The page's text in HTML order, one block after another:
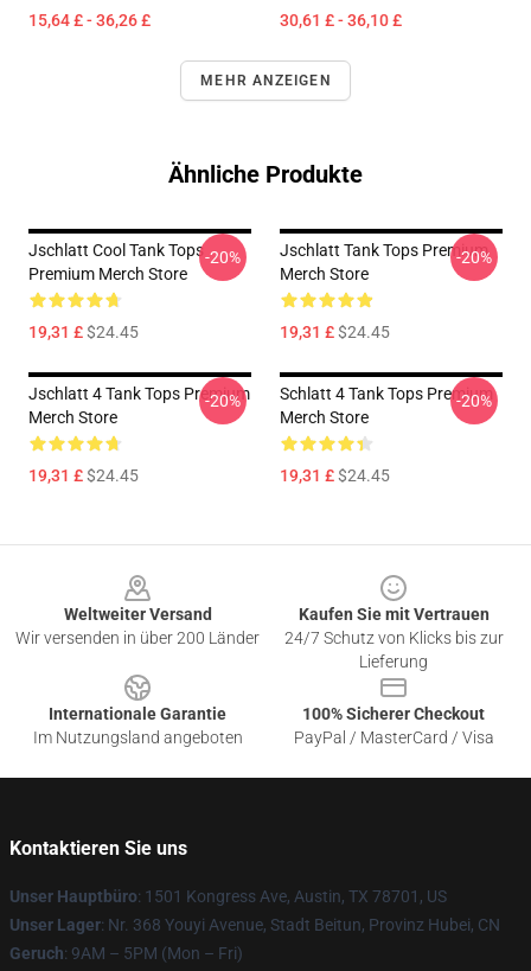
15,64 £ - 36,26 £ 30,61 £ - 36,10 £
MEHR ANZEIGEN
Ähnliche Produkte
Jschlatt Cool Tank Tops
Premium Merch Store
19,31 £$24.45
-20%
Jschlatt Tank Tops Premium
Merch Store
19,31 £$24.45
-20%
Jschlatt 4 Tank Tops Premium
Merch Store
19,31 £$24.45
-20%
Schlatt 4 Tank Tops Premium
Merch Store
19,31 £$24.45
-20%
Weltweiter Versand
Wir versenden in über 200 Länder
Kaufen Sie mit Vertrauen
24/7 Schutz von Klicks bis zur
Lieferung
Internationale Garantie
Im Nutzungsland angeboten
100% Sicherer Checkout
PayPal / MasterCard / Visa
Kontaktieren Sie uns
Unser Hauptbüro: 1501 Kongress Ave, Austin, TX 78701, US
Unser Lager: Nr. 368 Youyi Avenue, Stadt Beitun, Provinz Hubei, CN
Geruch: 9AM – 5PM (Mon – Fri)